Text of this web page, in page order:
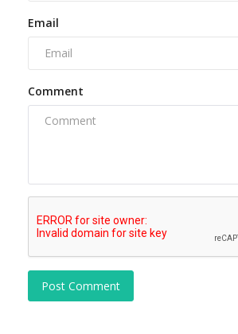
Email
Comment
Post Comment